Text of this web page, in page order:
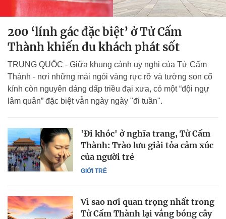
200 ‘lính gác đặc biệt’ ở Tử Cấm
Thành khiến du khách phát sốt
TRUNG QUỐC - Giữa khung cảnh uy nghi của Tử Cấm
Thành - nơi những mái ngói vàng rực rỡ và tường son cổ
kính còn nguyên dáng dấp triều đại xưa, có một “đội ngự
lâm quân” đặc biệt vẫn ngày ngày "đi tuần".
GIỚI TRẺ
'Đi khóc' ở nghĩa trang, Tử Cấm
Thành: Trào lưu giải tỏa cảm xúc
của người trẻ
Vì sao nơi quan trọng nhất trong
Tử Cấm Thành lại vắng bóng cây